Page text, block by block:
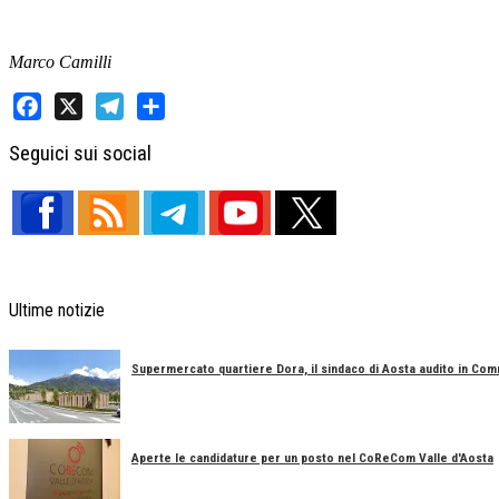
Marco Camilli
Seguici sui social
Ultime notizie
Supermercato quartiere Dora, il sindaco di Aosta audito in
Aperte le candidature per un posto nel CoReCom Valle d'Aosta